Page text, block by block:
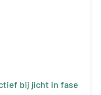
bij jicht in fase